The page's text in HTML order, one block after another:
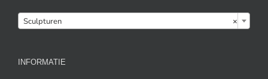
×
Sculpturen
INFORMATIE